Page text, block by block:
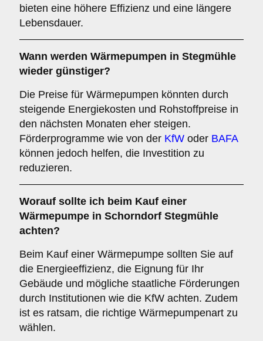
bieten eine höhere Effizienz und eine längere
Lebensdauer.
Wann werden Wärmepumpen in Stegmühle
wieder günstiger?
Die Preise für Wärmepumpen könnten durch
steigende Energiekosten und Rohstoffpreise in
den nächsten Monaten eher steigen.
Förderprogramme wie von der KfW oder BAFA
können jedoch helfen, die Investition zu
reduzieren.
Worauf sollte ich beim Kauf einer
Wärmepumpe in Schorndorf Stegmühle
achten?
Beim Kauf einer Wärmepumpe sollten Sie auf
die Energieeffizienz, die Eignung für Ihr
Gebäude und mögliche staatliche Förderungen
durch Institutionen wie die KfW achten. Zudem
ist es ratsam, die richtige Wärmepumpenart zu
wählen.